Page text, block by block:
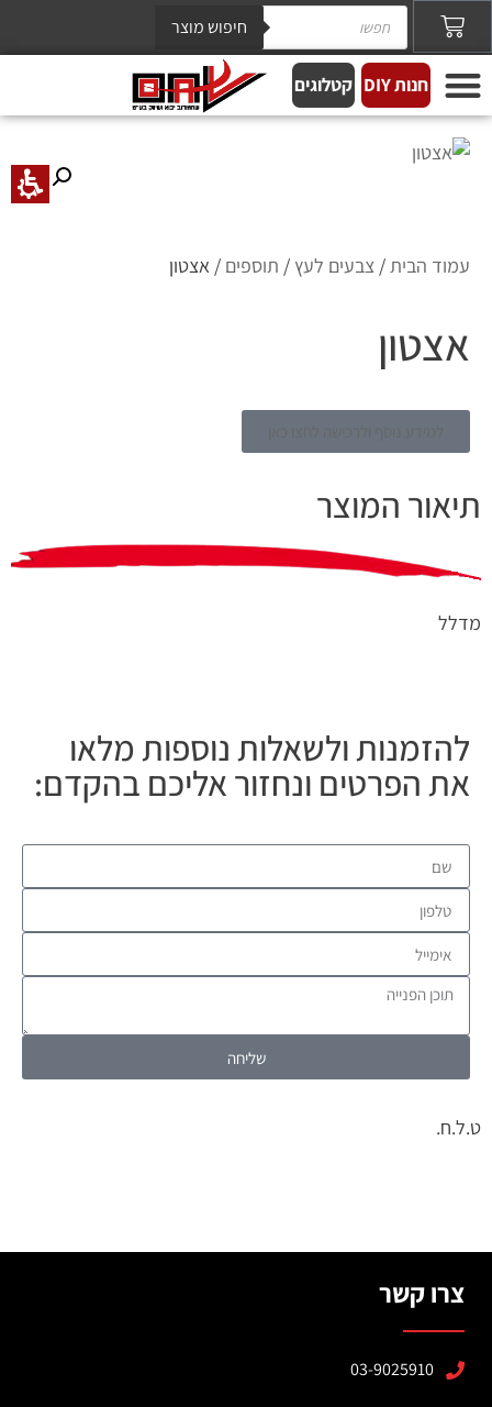
חיפוש מוצר
חנות DIY קטלוגים
עמוד הבית/ צבעים לעץ / תוספים / אצטון
אצטון
למידע נוסף ולרכישה לחצו כאן
תיאור המוצר
מדלל
להזמנות ולשאלות נוספות מלאו
את הפרטים ונחזור אליכם בהקדם:
שליחה
ט.ל.ח.
צרו קשר
03-9025910